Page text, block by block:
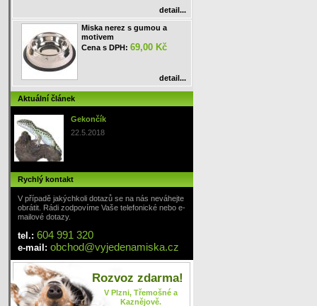
detail...
Miska nerez s gumou a
motivem
Cena s DPH: 69,00 Kč
detail...
Aktuální článek
Gekončík
22.5.2018
Rychlý kontakt
V případě jakýchkoli dotazů se na nás neváhejte
obrátit. Rádi zodpovíme Vaše telefonické nebo e-
mailové dotazy.
tel.: 604 991 320
e-mail: obchod@vyjedenamiska.cz
Rozvoz zdarma!
V Plzni, Třemošné a
Kaznějově.